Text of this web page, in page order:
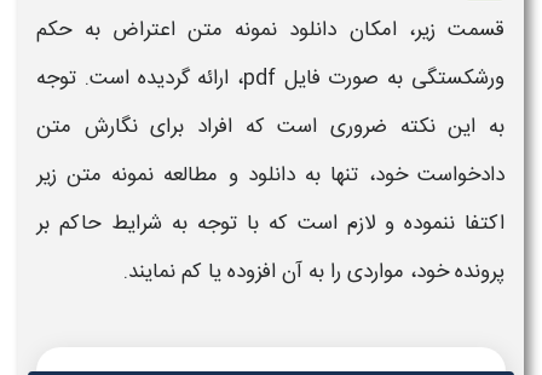
قسمت زیر، امکان دانلود نمونه متن اعتراض به حکم
ورشکستگی
به صورت فایل pdf، ارائه گردیده است. توجه
به این نکته ضروری است که افراد برای نگارش متن
دادخواست خود، تنها به دانلود و مطالعه نمونه متن زیر
اکتفا ننموده و لازم است که با توجه به شرایط حاکم بر
پرونده خود، مواردی را به آن افزوده یا کم نمایند.